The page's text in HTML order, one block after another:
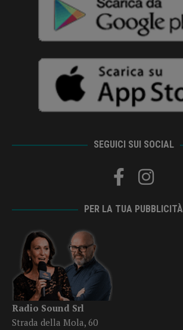
SEGUICI SUI SOCIAL
PER LA TUA PUBBLICITÀ
Radio Sound Srl
Strada della Mola, 60